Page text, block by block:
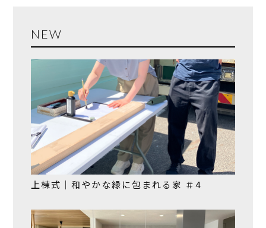
NEW
上棟式｜和やかな緑に包まれる家 ＃4